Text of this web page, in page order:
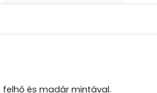
és madár mintával.